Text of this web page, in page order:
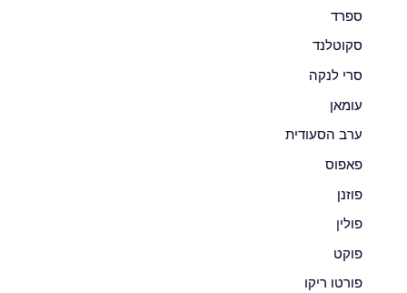
ספרד
סקוטלנד
סרי לנקה
עומאן
ערב הסעודית
פאפוס
פוזנן
פולין
פוקט
פורטו ריקו